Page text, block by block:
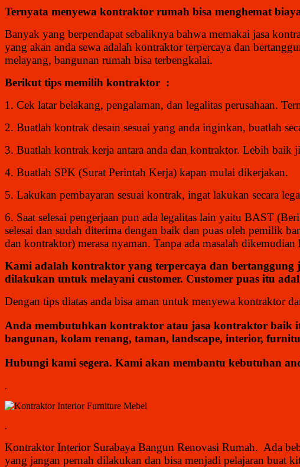
Ternyata menyewa kontraktor rumah bisa menghemat
Banyak yang berpendapat sebaliknya bahwa memakai jasa
yang akan anda sewa adalah kontraktor terpercaya dan
melayang, bangunan rumah bisa terbengkalai.
Berikut tips memilih kontraktor :
1. Cek latar belakang, pengalaman, dan legalitas perusahaan.
2. Buatlah kontrak desain sesuai yang anda inginkan, buatlah
3. Buatlah kontrak kerja antara anda dan kontraktor. Lebih
4. Buatlah SPK (Surat Perintah Kerja) kapan mulai dikerjakan.
5. Lakukan pembayaran sesuai kontrak, ingat lakukan secara
6. Saat selesai pengerjaan pun ada legalitas lain yaitu BAST
selesai dan sudah diterima dengan baik dan puas oleh pemilik
dan kontraktor) merasa nyaman. Tanpa ada masalah dikemudian
Kami adalah kontraktor yang terpercaya dan
dilakukan untuk melayani customer. Customer puas itu
Dengan tips diatas anda bisa aman untuk menyewa kontraktor
Anda membutuhkan kontraktor atau jasa kontraktor baik
bangunan, kolam renang, taman, landscape, interior,
Hubungi kami segera. Kami akan membantu kebutuhan
.
.
Kontraktor Interior Surabaya Bangun Renovasi Rumah. Ada
yang jangan pernah dilakukan dan bisa menjadi pelajaran buat